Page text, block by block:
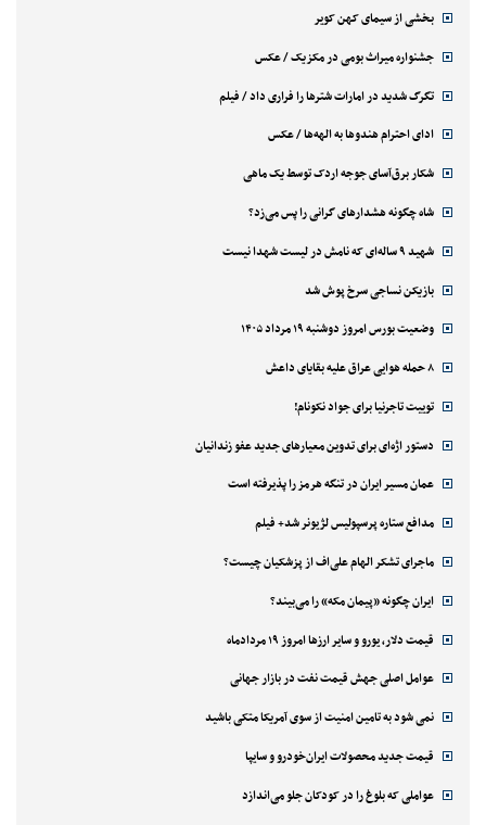
بخشی از سیمای کهن کویر
جشنواره میراث بومی در مکزیک / عکس
تگرگ شدید در امارات شترها را فراری داد / فیلم
ادای احترام هندوها به الهه‌ها / عکس
شکار برق‌آسای جوجه اردک توسط یک ماهی
شاه چگونه هشدارهای گرانی را پس می‌زد؟
شهید ۹ ساله‌ای که نامش در لیست شهدا نیست
بازیکن نساجی سرخ پوش شد
وضعیت بورس امروز دوشنبه ۱۹ مرداد ۱۴۰۵
۸ حمله هوایی عراق علیه بقایای داعش
توییت تاجرنیا برای جواد نکونام!
دستور اژه‌ای برای تدوین معیارهای جدید عفو زندانیان
عمان مسیر ایران در تنگه هرمز را پذیرفته است
مدافع ستاره پرسپولیس لژیونر شد+ فیلم
ماجرای تشکر الهام علی‌اف از پزشکیان چیست؟
ایران چگونه «پیمان مکه» را می‌بیند؟
قیمت دلار، یورو و سایر ارزها امروز ۱۹ مردادماه
عوامل اصلی جهش قیمت نفت در بازار جهانی
نمی شود به تامین امنیت از سوی آمریکا متکی باشید
قیمت جدید محصولات ایران‌خودرو و سایپا
عواملی که بلوغ را در کودکان جلو می‌اندازد